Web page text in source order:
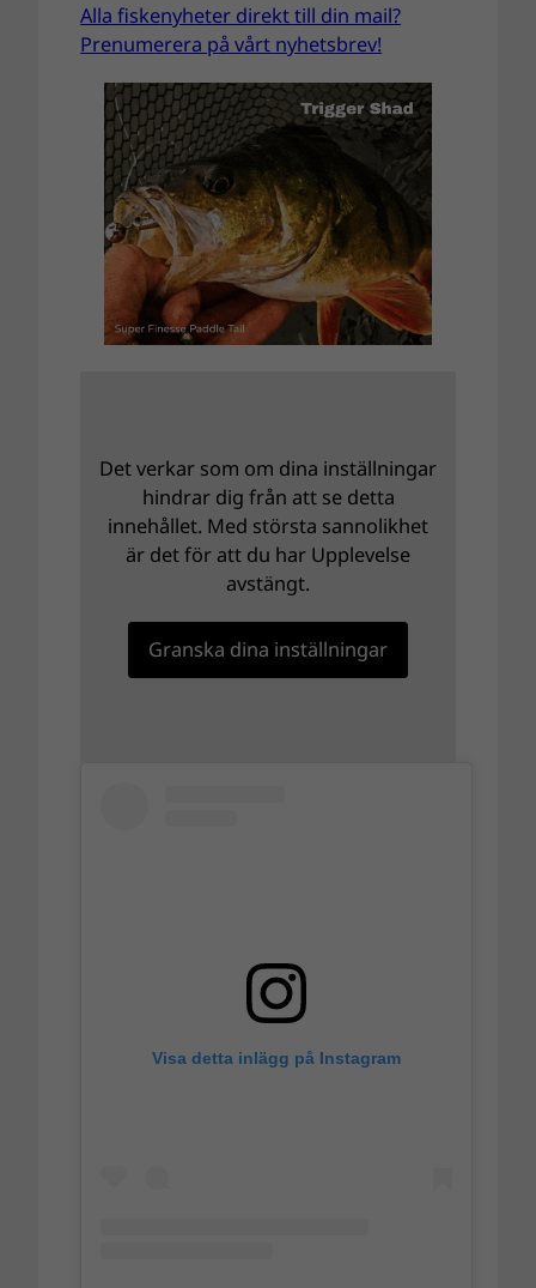
Alla fiskenyheter direkt till din mail?
Prenumerera på vårt nyhetsbrev!
Det verkar som om dina inställningar
hindrar dig från att se detta
innehållet. Med största sannolikhet
är det för att du har Upplevelse
avstängt.
Granska dina inställningar
Visa detta inlägg på Instagram